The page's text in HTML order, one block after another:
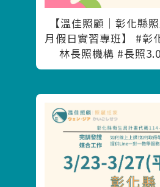
【溫佳照顧｜彰化縣
月假日實習專班】 #彰
林長照機構 #長照